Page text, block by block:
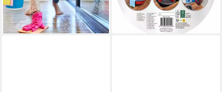
lieferbar - in 2-3 Werktagen bei dir